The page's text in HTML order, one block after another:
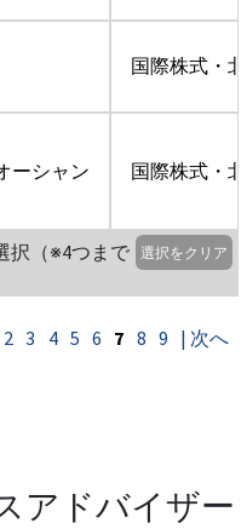
国際株式・
ーシャン 国際株式・
択（※4つまで
選択をクリア
2 3 4 5 6 7 8 9 | 次へ
アドバイザー